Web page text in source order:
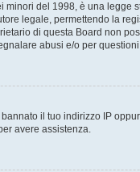
minori del 1998, è una
legale, permettendo la
di questa Board non
abusi e/o per
il tuo indirizzo IP
avere assistenza.